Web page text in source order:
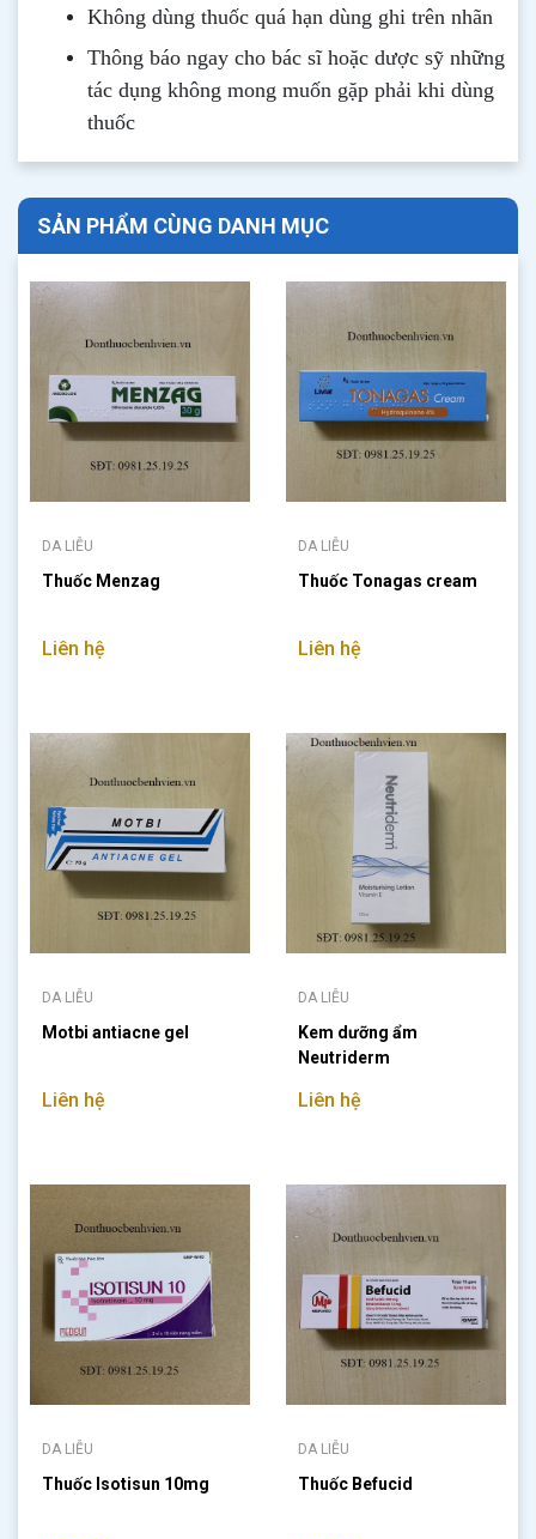
Không dùng thuốc quá hạn dùng ghi trên nhãn
Thông báo ngay cho bác sĩ hoặc dược sỹ những
tác dụng không mong muốn gặp phải khi dùng
thuốc
SẢN PHẨM CÙNG DANH MỤC
DA LIỄU
Thuốc Menzag
Liên hệ
DA LIỄU
Thuốc Tonagas cream
Liên hệ
DA LIỄU
Motbi antiacne gel
Liên hệ
DA LIỄU
Kem dưỡng ẩm
Neutriderm
Liên hệ
DA LIỄU
Thuốc Isotisun 10mg
DA LIỄU
Thuốc Befucid